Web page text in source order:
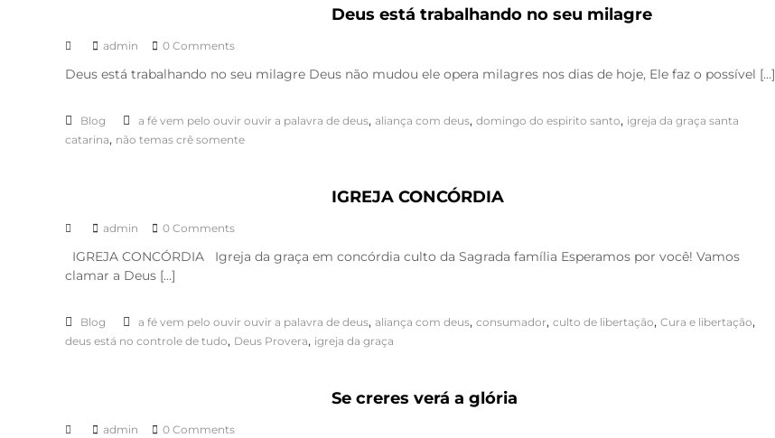
Deus está trabalhando no seu milagre
admin 0 Comments
Deus está trabalhando no seu milagre Deus não mudou ele opera milagres nos dias de hoje, Ele faz o possível […]
Blog a fé vem pelo ouvir ouvir a palavra de deus, aliança com deus, domingo do espirito santo, igreja da graça santa
catarina, não temas crê somente
IGREJA CONCÓRDIA
admin 0 Comments
IGREJA CONCÓRDIA Igreja da graça em concórdia culto da Sagrada família Esperamos por você! Vamos
clamar a Deus […]
Blog a fé vem pelo ouvir ouvir a palavra de deus, aliança com deus, consumador, culto de libertação, Cura e libertação,
deus está no controle de tudo, Deus Provera, igreja da graça
Se creres verá a glória
admin 0 Comments